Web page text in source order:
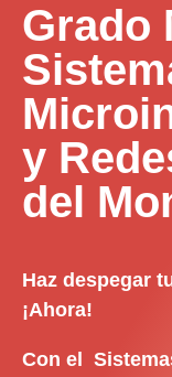
Grado
y
del
Haz despegar
¡Ahora!
Con el